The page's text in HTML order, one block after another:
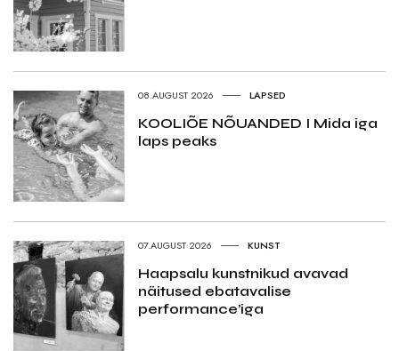
08.AUGUST 2026 LAPSED
KOOLIÕE NÕUANDED I Mida iga
laps peaks
07.AUGUST 2026 KUNST
Haapsalu kunstnikud avavad
näitused ebatavalise
performance’iga